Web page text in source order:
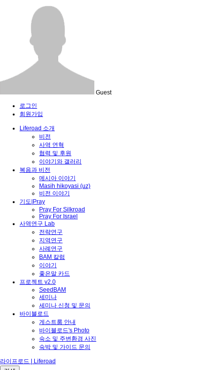
Guest
로그인
회원가입
Liferoad 소개
비전
사역 연혁
협력 및 후원
이야기와 갤러리
복음과 비전
메시아 이야기
Masih hikoyasi (uz)
비전 이야기
기도|Pray
Pray For Silkroad
Pray For Israel
사역연구 Lab
전략연구
지역연구
사례연구
BAM 칼럼
이야기
좋은말 카드
프로젝트 v2.0
SeedBAM
세미나
세미나 신청 및 문의
바이블로드
게스트룸 안내
바이블로드's Photo
숙소 및 주변환경 사진
숙박 및 가이드 문의
라이프로드 | Liferoad